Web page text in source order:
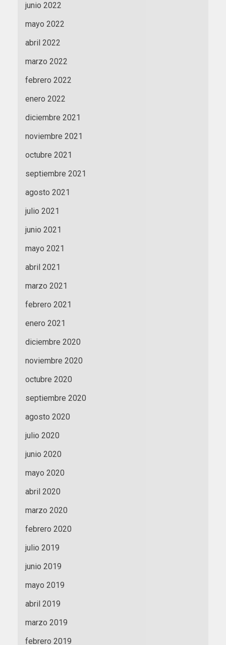
junio 2022
mayo 2022
abril 2022
marzo 2022
febrero 2022
enero 2022
diciembre 2021
noviembre 2021
octubre 2021
septiembre 2021
agosto 2021
julio 2021
junio 2021
mayo 2021
abril 2021
marzo 2021
febrero 2021
enero 2021
diciembre 2020
noviembre 2020
octubre 2020
septiembre 2020
agosto 2020
julio 2020
junio 2020
mayo 2020
abril 2020
marzo 2020
febrero 2020
julio 2019
junio 2019
mayo 2019
abril 2019
marzo 2019
febrero 2019